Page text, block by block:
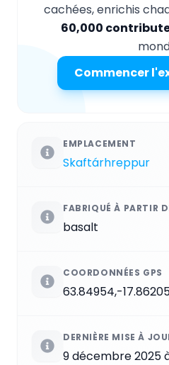
cachées, enrichis
60,000
Commencer
EMPLACEMENT
Skaftárhreppur
FABRIQUÉ À PARTIR
basalt
COORDONNÉES GPS
63.84954,-
DERNIÈRE MISE À
9 décembre 2025 à